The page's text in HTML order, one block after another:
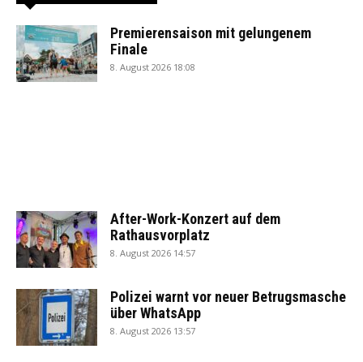
Premierensaison mit gelungenem
Finale
8. August 2026 18:08
After-Work-Konzert auf dem
Rathausvorplatz
8. August 2026 14:57
Polizei warnt vor neuer Betrugsmasche
über WhatsApp
8. August 2026 13:57